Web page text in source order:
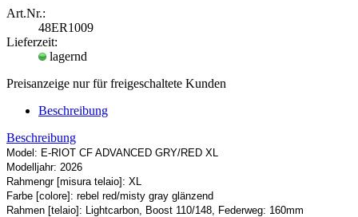
Art.Nr.:
48ER1009
Lieferzeit:
lagernd
Preisanzeige nur für freigeschaltete Kunden
Beschreibung
Beschreibung
Model: E-RIOT CF ADVANCED GRY/RED XL
Modelljahr: 2026
Rahmengr [misura telaio]: XL
Farbe [colore]: rebel red/misty gray glänzend
Rahmen [telaio]: Lightcarbon, Boost 110/148, Federweg: 160mm